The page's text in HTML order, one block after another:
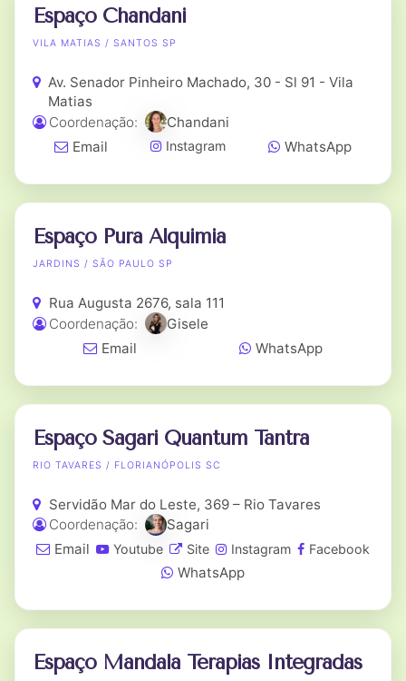
Espaço Chandani
VILA MATIAS / SANTOS SP
Av. Senador Pinheiro Machado, 30 - Sl 91 - Vila
Matias
Coordenação:
Chandani
Email
Instagram WhatsApp
Espaço Pura Alquimia
JARDINS / SÃO PAULO SP
Rua Augusta 2676, sala 111
Coordenação:
Gisele
Email
WhatsApp
Espaço Sagari Quantum Tantra
RIO TAVARES / FLORIANÓPOLIS SC
Servidão Mar do Leste, 369 – Rio Tavares
Coordenação:
Sagari
Email
Youtube Site Instagram Facebook
WhatsApp
Espaço Mandala Terapias Integradas